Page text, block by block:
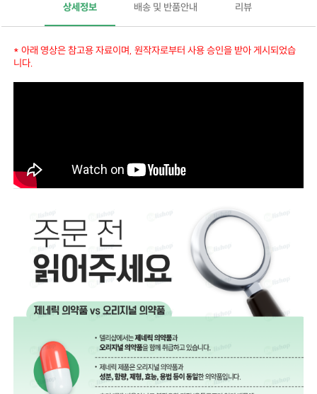
상세정보 배송 및 반품안내 리뷰
* 아래 영상은 참고용 자료이며, 원작자로부터 사용 승인을 받아 게시되었습
니다.